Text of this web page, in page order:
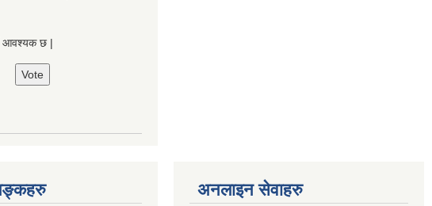
आवश्यक छ |
अनलाइन सेवाहरु